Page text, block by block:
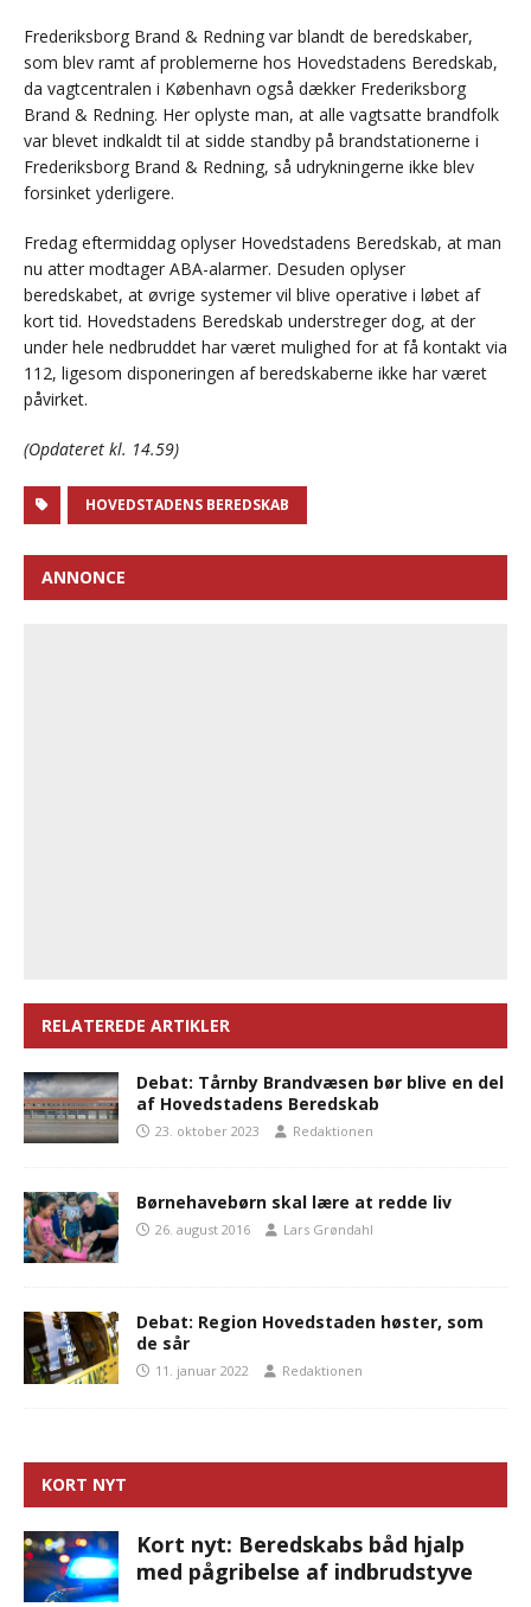
Frederiksborg Brand & Redning var blandt de beredskaber,
som blev ramt af problemerne hos Hovedstadens Beredskab,
da vagtcentralen i København også dækker Frederiksborg
Brand & Redning. Her oplyste man, at alle vagtsatte brandfolk
var blevet indkaldt til at sidde standby på brandstationerne i
Frederiksborg Brand & Redning, så udrykningerne ikke blev
forsinket yderligere.
Fredag eftermiddag oplyser Hovedstadens Beredskab, at man
nu atter modtager ABA-alarmer. Desuden oplyser
beredskabet, at øvrige systemer vil blive operative i løbet af
kort tid. Hovedstadens Beredskab understreger dog, at der
under hele nedbruddet har været mulighed for at få kontakt via
112, ligesom disponeringen af beredskaberne ikke har været
påvirket.
(Opdateret kl. 14.59)
HOVEDSTADENS BEREDSKAB
ANNONCE
RELATEREDE ARTIKLER
Debat: Tårnby Brandvæsen bør blive en del
af Hovedstadens Beredskab
23. oktober 2023 Redaktionen
Børnehavebørn skal lære at redde liv
26. august 2016 Lars Grøndahl
Debat: Region Hovedstaden høster, som
de sår
11. januar 2022 Redaktionen
KORT NYT
Kort nyt: Beredskabs båd hjalp
med pågribelse af indbrudstyve